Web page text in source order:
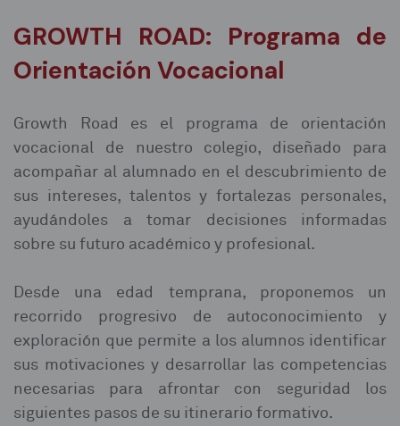
GROWTH ROAD: Programa de
Orientación Vocacional
Growth Road es el programa de orientación
vocacional de nuestro colegio, diseñado para
acompañar al alumnado en el descubrimiento de
sus intereses, talentos y fortalezas personales,
ayudándoles a tomar decisiones informadas
sobre su futuro académico y profesional.
Desde una edad temprana, proponemos un
recorrido progresivo de autoconocimiento y
exploración que permite a los alumnos identificar
sus motivaciones y desarrollar las competencias
necesarias para afrontar con seguridad los
siguientes pasos de su itinerario formativo.